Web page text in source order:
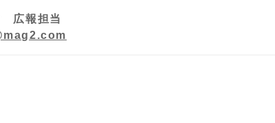
広報担当